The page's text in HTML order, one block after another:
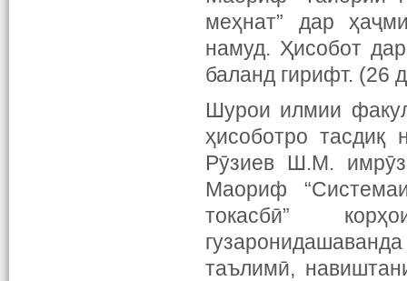
меҳнат” дар
намуд. Ҳисобот
баланд гирифт. (26
Шурои илмии
ҳисоботро тасдиқ
Рӯзиев Ш.М.
Маориф
токасбӣ”
таълимӣ,